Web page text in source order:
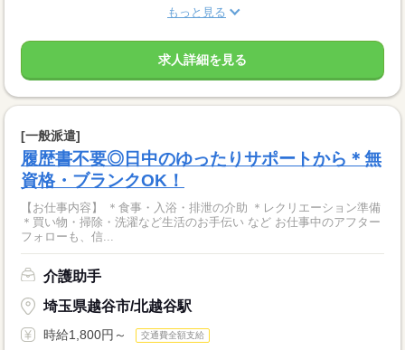
もっと見る
求人詳細を見る
[一般派遣]
履歴書不要◎日中のゆったりサポートから＊無
資格・ブランクOK！
【お仕事内容】 ＊食事・入浴・排泄の介助 ＊レクリエーション準備
＊買い物・掃除・洗濯など生活のお手伝い など お仕事中のアフター
フォローも、信...
介護助手
埼玉県越谷市/北越谷駅
時給1,800円～ 交通費全額支給